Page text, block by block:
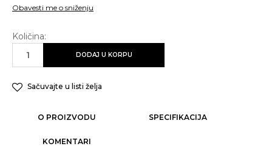
Obavesti me o sniženju
Količina:
DODAJ U KORPU
Sačuvajte u listi želja
O PROIZVODU SPECIFIKACIJA
KOMENTARI